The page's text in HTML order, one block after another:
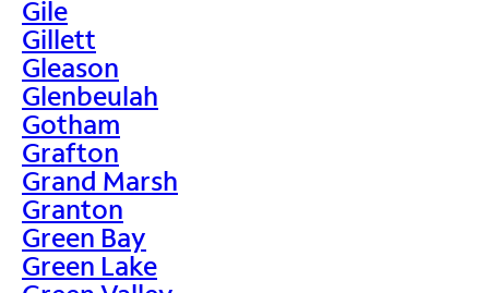
Gile
Gillett
Gleason
Glenbeulah
Gotham
Grafton
Grand Marsh
Granton
Green Bay
Green Lake